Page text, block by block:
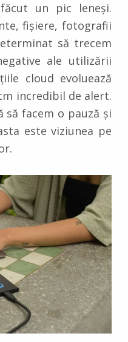
un pic leneși.
fișiere, fotografii
să trecem
ale utilizării
cloud evoluează
incredibil de alert.
să facem o pauză și
este viziunea pe